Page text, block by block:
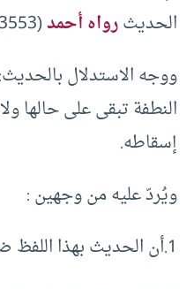
الحديثرواه أحمد(3553).
ووجه الاستدلال
النطفة تبقى على حالها
إسقاطه.
ويُردّ عليه من وجهين :
1.أن الحديث بهذا اللفظ ضعيف.